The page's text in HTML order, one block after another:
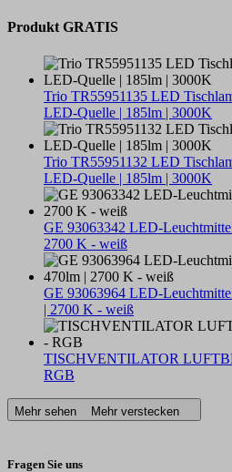
Produkt GRATIS
Trio TR55951135 LED
LED-Quelle | 185lm | 3000K
Trio TR55951132 LED
LED-Quelle | 185lm | 3000K
GE 93063342 LED-
2700 K - weiß
GE 93063964 LED-
| 2700 K - weiß
TISCHVENTILATOR
RGB
Mehr sehen Mehr verstecken
Fragen Sie uns